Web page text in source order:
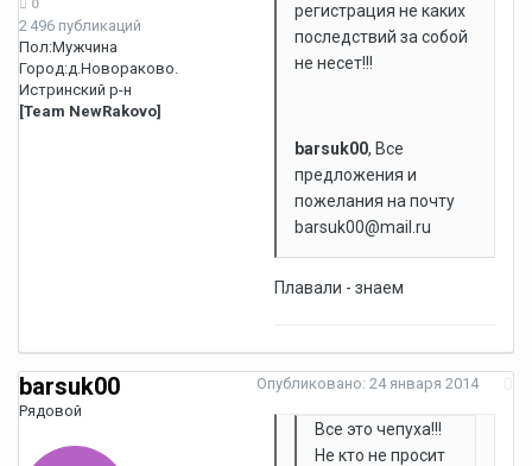
0
2 496 публикаций
Пол:Мужчина
Город:д.Новораково.
Истринский р-н
[Team NewRakovo]
регистрация не каких
последствий за собой
не несет!!!
barsuk00, Все
предложения и
пожелания на почту
barsuk00@mail.ru
Плавали - знаем
barsuk00
Рядовой
Опубликовано: 24 января 2014
Все это чепуха!!!
Не кто не просит